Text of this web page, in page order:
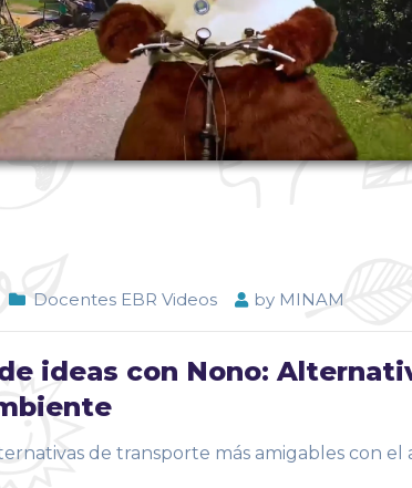
Docentes EBR Videos by MINAM
ideas con Nono:
de transporte más amigables con